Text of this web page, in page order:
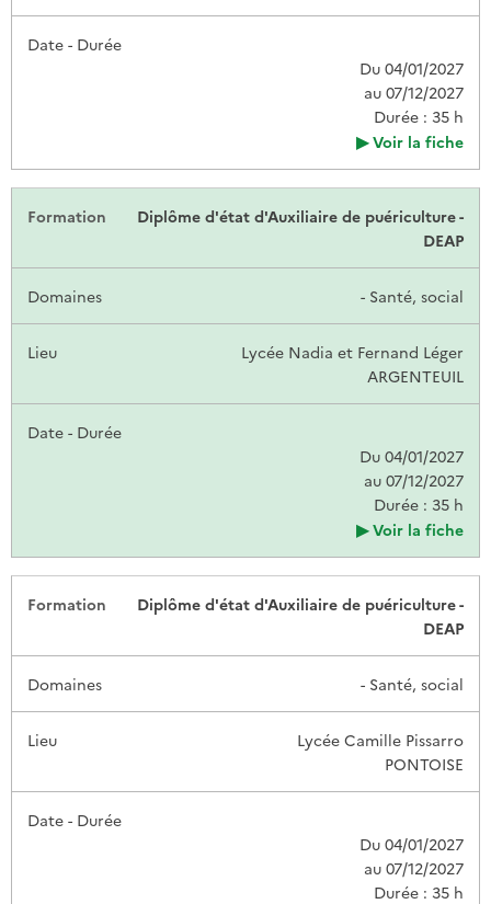
Du 04/01/2027
au 07/12/2027
Durée : 35 h
Voir la fiche
Diplôme d'état d'Auxiliaire de puériculture -
DEAP
- Santé, social
Lycée Nadia et Fernand Léger
ARGENTEUIL
Du 04/01/2027
au 07/12/2027
Durée : 35 h
Voir la fiche
Diplôme d'état d'Auxiliaire de puériculture -
DEAP
- Santé, social
Lycée Camille Pissarro
PONTOISE
Du 04/01/2027
au 07/12/2027
Durée : 35 h